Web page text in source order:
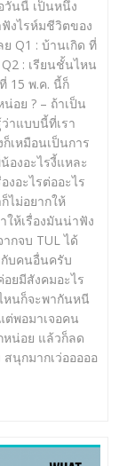
วันนี้ เป็นหนึ่ง
งไรห์มชีวิตของ
ย Q1 : บ้านเกิด ที่
: เรียนชั้นไหน
15 พ.ค. นี้ก็
อย ? – ถ้าเป็น
าแบบนี้ที่เรา
เหมือนเป็นการ
องอะไรงี้แหละ
งอะไรต่ออะไร
ไม่อยากให้
ให้เรื่องมันน่าฟัง
กจบ TUL ได้
บคนอื่นครับ
อยมีสังคมอะไร
หนก็จะพากันหนี
ต่พอมาเจอคน
น่อย แล้วก็ลด
นุกมากเว่อออออ